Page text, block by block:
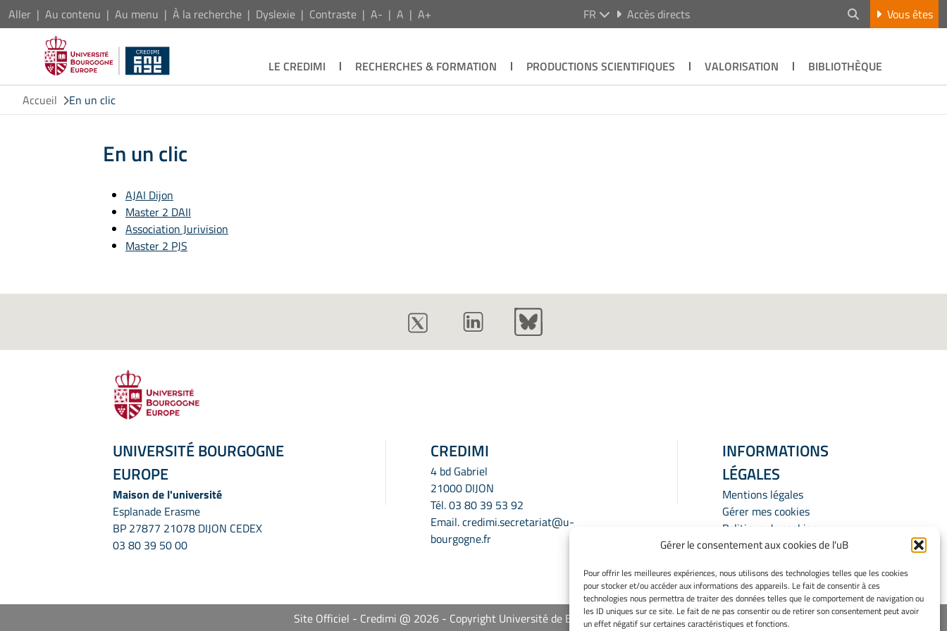
Gérer le consentement aux cookies de l'uB
Pour offrir les meilleures expériences, nous utilisons des technologies telles que les cookies
pour stocker et/ou accéder aux informations des appareils. Le fait de consentir à ces
technologies nous permettra de traiter des données telles que le comportement de navigation ou
les ID uniques sur ce site. Le fait de ne pas consentir ou de retirer son consentement peut avoir
un effet négatif sur certaines caractéristiques et fonctions.
Aller Au contenu Au menu À la recherche Dyslexie Contraste A- A A+ FR Accès directs Vous êtes
LE CREDIMI RECHERCHES & FORMATION PRODUCTIONS SCIENTIFIQUES VALORISATION
BIBLIOTHÈQUE
Accueil
En un clic
En un clic
AJAI Dijon
Master 2 DAII
Association Jurivision
Master 2 PJS
UNIVERSITÉ BOURGOGNE
EUROPE
Maison de l'université
Esplanade Erasme
BP 27877 21078 DIJON CEDEX
03 80 39 50 00
CREDIMI
4 bd Gabriel
21000 DIJON
Tél.03 80 39 53 92
Email.credimi.secretariat@u-
bourgogne.fr
INFORMATIONS
LÉGALES
Mentions légales
Gérer mes cookies
Politique de cookies
Déclaration de confidentialité
Site Officiel - Credimi @ 2026 Copyright Université de Bourgogne Europe